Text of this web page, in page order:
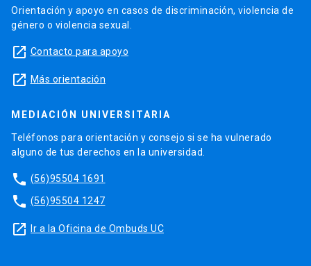
Orientación y apoyo en casos de discriminación, violencia de
género o violencia sexual.
launch Contacto para apoyo
launch Más orientación
MEDIACIÓN UNIVERSITARIA
Teléfonos para orientación y consejo si se ha vulnerado
alguno de tus derechos en la universidad.
phone (56)95504 1691
phone (56)95504 1247
launch Ir a la Oficina de Ombuds UC